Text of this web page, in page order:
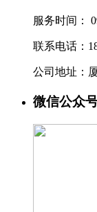
服务时间：
联系电话：
公司地址：
微信公众